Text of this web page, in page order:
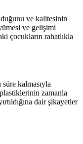
ve kalitesinin
ve gelişimi
çocukların rahatlıkla
kalmasıyla
zamanla
dair şikayetler